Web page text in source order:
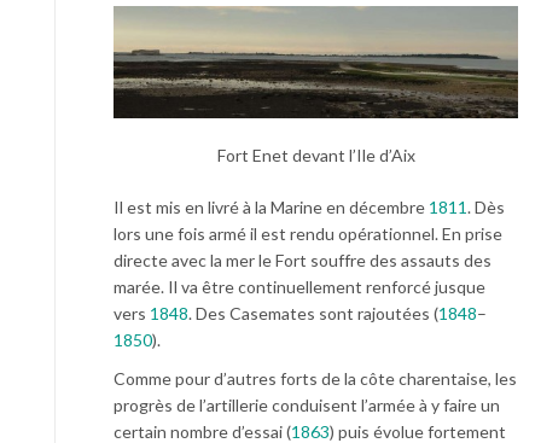
Fort Enet devant l’Ile d’Aix
Il est mis en livré à la Marine en décembre 1811. Dès
lors une fois armé il est rendu opérationnel. En prise
directe avec la mer le Fort souffre des assauts des
marée. Il va être continuellement renforcé jusque
vers 1848. Des Casemates sont rajoutées (1848–
1850).
Comme pour d’autres forts de la côte charentaise, les
progrès de l’artillerie conduisent l’armée à y faire un
certain nombre d’essai (1863) puis évolue fortement